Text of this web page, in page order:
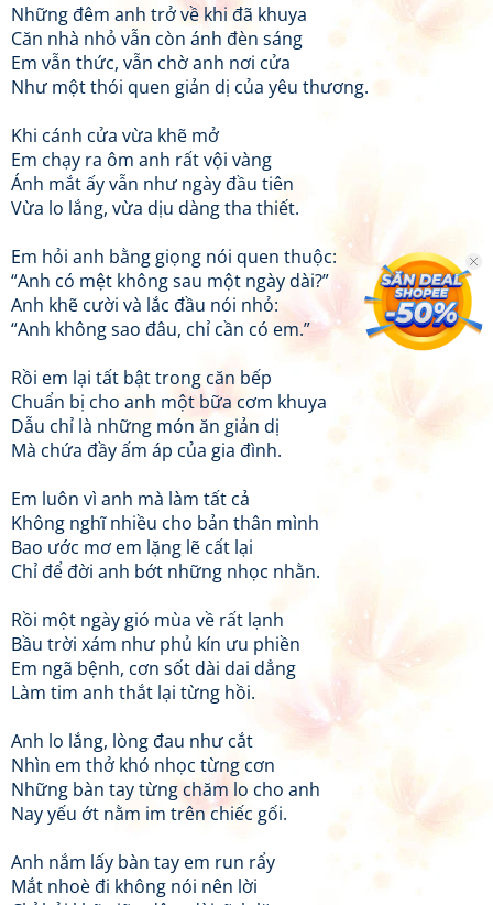
Những đêm anh trở về khi đã khuya
Căn nhà nhỏ vẫn còn ánh đèn sáng
Em vẫn thức, vẫn chờ anh nơi cửa
Như một thói quen giản dị của yêu thương.
Khi cánh cửa vừa khẽ mở
Em chạy ra ôm anh rất vội vàng
Ánh mắt ấy vẫn như ngày đầu tiên
Vừa lo lắng, vừa dịu dàng tha thiết.
Em hỏi anh bằng giọng nói quen thuộc:
“Anh có mệt không sau một ngày dài?”
Anh khẽ cười và lắc đầu nói nhỏ:
“Anh không sao đâu, chỉ cần có em.”
Rồi em lại tất bật trong căn bếp
Chuẩn bị cho anh một bữa cơm khuya
Dẫu chỉ là những món ăn giản dị
Mà chứa đầy ấm áp của gia đình.
Em luôn vì anh mà làm tất cả
Không nghĩ nhiều cho bản thân mình
Bao ước mơ em lặng lẽ cất lại
Chỉ để đời anh bớt những nhọc nhằn.
Rồi một ngày gió mùa về rất lạnh
Bầu trời xám như phủ kín ưu phiền
Em ngã bệnh, cơn sốt dài dai dẳng
Làm tim anh thắt lại từng hồi.
Anh lo lắng, lòng đau như cắt
Nhìn em thở khó nhọc từng cơn
Những bàn tay từng chăm lo cho anh
Nay yếu ớt nằm im trên chiếc gối.
Anh nắm lấy bàn tay em run rẩy
Mắt nhoè đi không nói nên lời